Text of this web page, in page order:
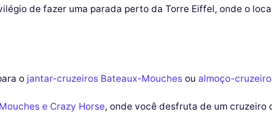
de fazer uma parada perto da Torre Eiffel, onde o
o jantar-cruzeiros Bateaux-Mouches ou almoço-
e Crazy Horse, onde você desfruta de um cruzeiro